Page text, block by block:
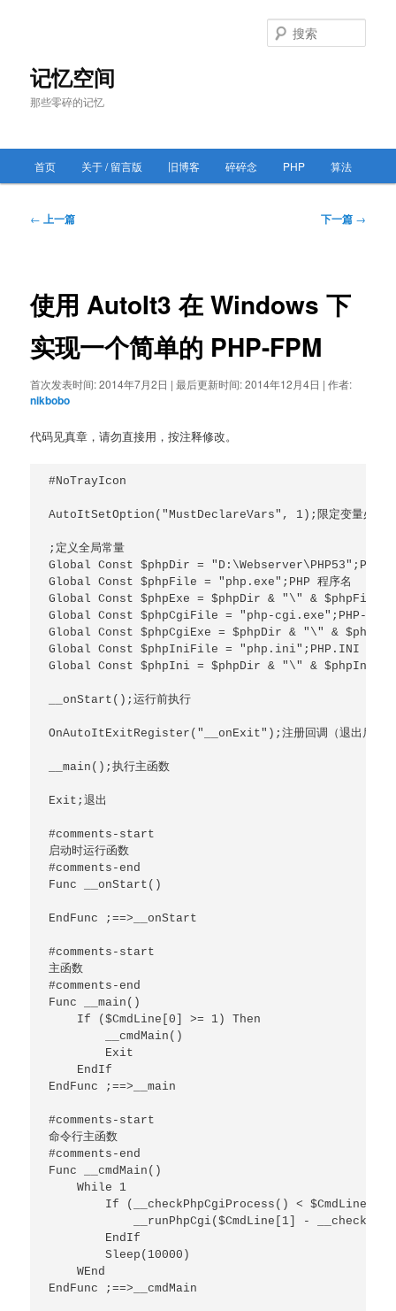
记忆空间
那些零碎的记忆
索
跳
容
区
域
首页 关于 / 留言版 旧博客 碎碎念 PHP 算法
文
← 上一篇 下一篇 →
使用 AutoIt3 在 Windows 下
实现一个简单的 PHP-FPM
首次发表时间:2014年7月2日 |最后更新时间:2014年12月4日 |作者:
nikbobo
代码见真章，请勿直接用，按注释修改。
#NoTrayIcon
AutoItSetOption("MustDeclareVars", 1);限定变量必须先
;定义全局常量
Global Const $phpDir = "D:\Webserver\PHP53";PHP
Global Const $phpFile = "php.exe";PHP 程序名
Global Const $phpExe = $phpDir & "\" &
Global Const $phpCgiFile = "php-cgi.exe";PHP-CGI
Global Const $phpCgiExe = $phpDir & "\" &
Global Const $phpIniFile = "php.ini";PHP.INI 名
Global Const $phpIni = $phpDir & "\" &
__onStart();运行前执行
OnAutoItExitRegister("__onExit");注册回调（退出后执
__main();执行主函数
Exit;退出
#comments-start
启动时运行函数
#comments-end
Func __onStart()
EndFunc ;==>__onStart
#comments-start
主函数
#comments-end
Func __main()
    If ($CmdLine[0] >= 1) Then
        __cmdMain()
        Exit
    EndIf
EndFunc ;==>__main
#comments-start
命令行主函数
#comments-end
Func __cmdMain()
    While 1
If (__checkPhpCgiProcess() <
__runPhpCgi($CmdLine[1] -
        EndIf
        Sleep(10000)
    WEnd
EndFunc ;==>__cmdMain